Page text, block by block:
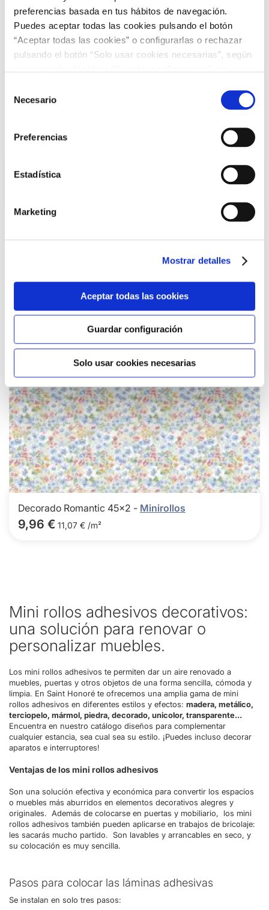
preferencias basada en tus hábitos de navegación.
Puedes aceptar todas las cookies pulsando el botón
“Aceptar todas las cookies” o configurarlas o rechazar
pulsando el botón “Solo usar cookies necesarias”, según
no has seleccionado ninguna opción, pulsar este botón
equivaldrá a rechazar todas las cookies. Si deseas
obtener más información consulta nuestra Política de
Cookiesaquí
Necesario
Preferencias
Estadística
Marketing
Mostrar detalles
Aceptar todas las cookies
Guardar configuración
Solo usar cookies necesarias
Decorado Pitti rojo 45x2 -
los
Decorado Romantic 45x2 - Minirollos
9,96 € 11,07 € /m²
Mini rollos adhesivos decorativos:
una solución para renovar o
personalizar muebles.
Los mini rollos adhesivos te permiten dar un aire renovado a
muebles, puertas y otros objetos de una forma sencilla, cómoda y
limpia. En Saint Honoré te ofrecemos una amplia gama de mini
rollos adhesivos en diferentes estilos y efectos: madera, metálico,
terciopelo, mármol, piedra, decorado, unicolor, transparente…
Encuentra en nuestro catálogo diseños para complementar
cualquier estancia, sea cual sea su estilo. ¡Puedes incluso decorar
aparatos e interruptores!
Ventajas de los mini rollos adhesivos
Son una solución efectiva y económica para convertir los espacios
o muebles más aburridos en elementos decorativos alegres y
originales. Además de colocarse en puertas y mobiliario, los mini
rollos adhesivos también pueden aplicarse en trabajos de bricolaje:
les sacarás mucho partido. Son lavables y arrancables en seco, y
su colocación es muy sencilla.
Pasos para colocar las láminas adhesivas
Se instalan en solo tres pasos: